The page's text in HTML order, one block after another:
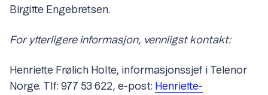
Birgitte Engebretsen.
For ytterligere informasjon, vennligst kontakt:
Henriette Frølich Holte, informasjonssjef i Telenor
Norge. Tlf: 977 53 622, e-post: Henriette-